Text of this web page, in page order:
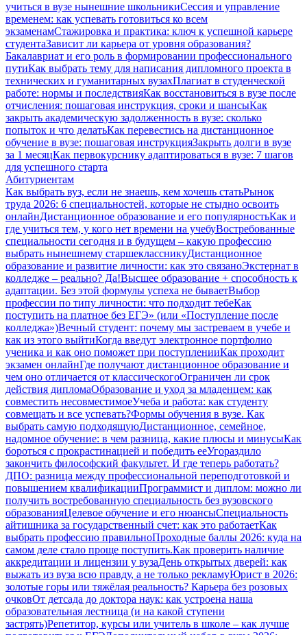
учиться в вузе нынешние школьникиСессия и управление
временем: как успевать готовиться ко всем
экзаменамСтажировка и практика: ключ к успешной карьере
студентаЗависит ли карьера от уровня образования?
Бакалавриат и его роль в формировании профессионального
путиКак выбрать тему для написания дипломного проекта в
технических и гуманитарных вузахПлагиат в студенческой
работе: нормы и последствияКак восстановиться в вузе после
отчисления: пошаговая инструкция, сроки и шансыКак
закрыть академическую задолженность в вузе: сколько
попыток и что делатьКак перевестись на дистанционное
обучение в вузе: пошаговая инструкцияЗакрыть долги в вузе
за 1 месяцКак первокурснику адаптироваться в вузе: 7 шагов
для успешного старта
Абитуриентам
Как выбрать вуз, если не знаешь, кем хочешь статьРынок
труда 2026: 6 специальностей, которые не стыдно освоить
онлайнДистанционное образование и его популярностьКак и
где учиться тем, у кого нет времени на учебуВостребованные
специальности сегодня и в будущем – какую профессию
выбрать нынешнему старшеклассникуДистанционное
образование и развитие личности: как это связаноЭкстернат в
колледже – реально? Да!Высшее образование + способность к
адаптации. Без этой формулы успеха не бываетВыбор
профессии по типу личности: что подходит тебеКак
поступить на платное без ЕГЭ» (или «Поступление после
колледжа»)Вечный студент: почему мы застреваем в учебе и
как из этого выйтиКогда введут электронное портфолио
ученика и как оно поможет при поступленииКак проходит
экзамен онлайнГде получают дистанционное образование и
чем оно отличается от классическогоОграничен ли срок
действия дипломаОбразование и уход за младенцем: как
совместить несовместимоеУчеба и работа: как студенту
совмещать и все успевать?Формы обучения в вузе. Как
выбрать самую подходящуюДистанционное, семейное,
надомное обучение: в чем разница, какие плюсы и минусыКак
бороться с прокрастинацией и победить ееУгораздило
закончить философский факультет. И где теперь работать?
ДПО: разница между профессиональной переподготовкой и
повышением квалификацииПрограммист и диплом: можно ли
получить востребованную специальность без вузовского
образованияЦелевое обучение и его нюансыСпециальность
айтишника за государственный счет: как это работаетКак
выбрать профессию правильноПроходные баллы 2026: куда на
самом деле стало проще поступить.Как проверить наличие
аккредитации и лицензии у вузаДень открытых дверей: как
выжать из вуза всю правду, а не только рекламуЮрист в 2026:
золотые горы или тяжёлая реальность? Карьера без розовых
очковОт детсада до доктора наук: как устроена наша
образовательная лестница (и на какой ступени
застрять)Репетитор, курсы или учитель в школе – как лучше